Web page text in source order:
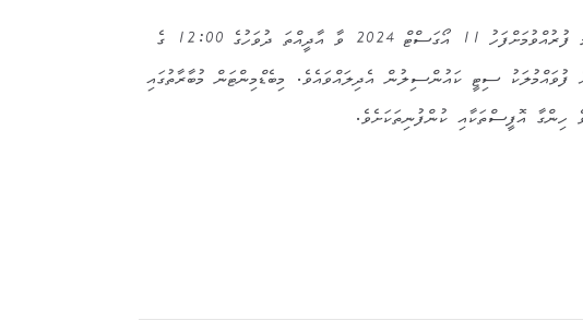
މިމުބާރާތުގައި ބައިވެރިވުމަށް އެދޭ ފޯމް ފުރުއްވުމަށްފަހު 11 އޯގަސްޓް 2024 ވާ އާދީއްތަ ދުވަހުގެ 12:00 ގެ
ފުވައްމުލަކު ސިޓީ ކައުންސިލުން އެދިލައްވައެވެ. މިބެޑްމިންޓަން މުބާރާތުގައި
ހިންގާ އޮފީސްތަކާއި ކުންފުނިތަކަށެވެ.